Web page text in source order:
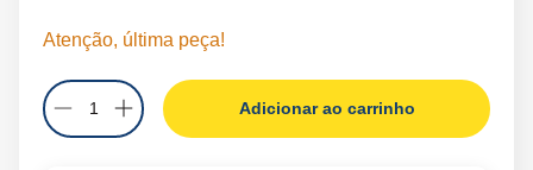
Atenção, última peça!